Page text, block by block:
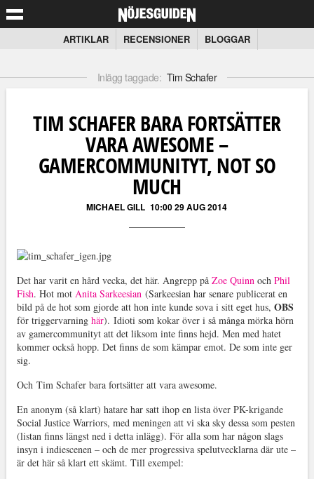
ARTIKLAR RECENSIONER BLOGGAR
Inlägg taggade: Tim Schafer
TIM SCHAFER BARA FORTSÄTTER
VARA AWESOME –
GAMERCOMMUNITYT, NOT SO
MUCH
MICHAEL GILL 10:00 29 AUG 2014
Det har varit en hård vecka, det här. Angrepp på Zoe Quinnoch Phil
Fish. Hot mot Anita Sarkeesian(Sarkeesian har senare publicerat en
bild på de hot som gjorde att hon inte kunde sova i sitt eget hus, OBS
för triggervarning här). Idioti som kokar över i så många mörka hörn
av gamercommunityt att det liksom inte finns hejd. Men med hatet
kommer också hopp. Det finns de som kämpar emot. De som inte ger
sig.
Och Tim Schafer bara fortsätter att vara awesome.
En anonym (så klart) hatare har satt ihop en lista över PK-krigande
Social Justice Warriors, med meningen att vi ska sky dessa som pesten
(listan finns längst ned i detta inlägg). För alla som har någon slags
insyn i indiescenen – och de mer progressiva spelutvecklarna där ute –
är det här så klart ett skämt. Till exempel: